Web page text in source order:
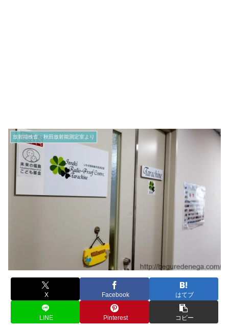
放射能検査：秋田放射能測定室より
X Facebook はてブ
LINE Pinterest コピー